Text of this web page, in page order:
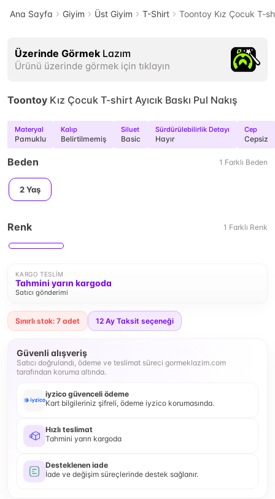
Ana Sayfa Giyim Üst Giyim T-Shirt Toontoy Kız Çocuk T-
Üzerinde Görmek Lazım
Ürünü üzerinde görmek için tıklayın
Toontoy Kız Çocuk T-shirt Ayıcık Baskı Pul Nakış
Materyal
Pamuklu
Kalıp
Belirtilmemiş
Siluet
Basic
Sürdürülebilirlik Detayı
Hayır
Cep
Cepsiz
Beden 1 Farklı Beden
2 Yaş
Renk 1 Farklı Renk
KARGO TESLIM
Tahmini yarın kargoda
Satıcı gönderimi
Sınırlı stok: 7 adet 12 Ay Taksit seçeneği
Güvenli alışveriş
Satıcı doğrulandı, ödeme ve teslimat süreci gormeklazim.com
tarafından koruma altında.
iyzico güvenceli ödeme
Kart bilgileriniz şifreli, ödeme iyzico korumasında.
Hızlı teslimat
Tahmini yarın kargoda
Desteklenen iade
İade ve değişim süreçlerinde destek sağlanır.